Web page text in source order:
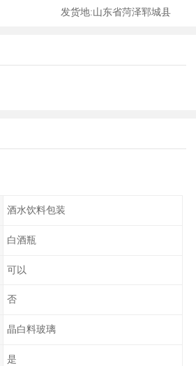
发货地:山东省菏泽郓城县
酒水饮料包装
白酒瓶
可以
否
晶白料玻璃
是